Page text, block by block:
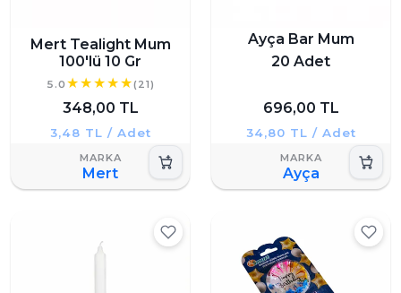
Mert Tealight Mum
100'lü 10 Gr
5.0 (21)
348,00 TL
3,48 TL / Adet
Mert
Ayça Bar Mum
20 Adet
696,00 TL
34,80 TL / Adet
Ayça